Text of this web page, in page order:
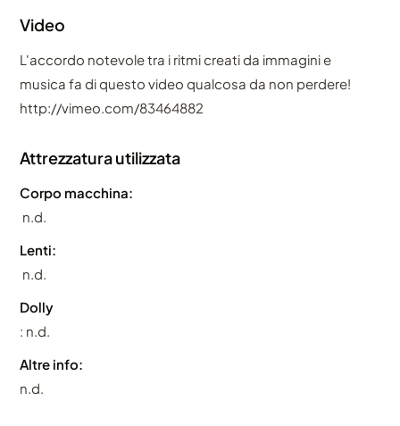
Video
L'accordo notevole tra i ritmi creati da immagini e
musica fa di questo video qualcosa da non perdere!
http://vimeo.com/83464882
Attrezzatura utilizzata
Corpo macchina:
n.d.
Lenti:
n.d.
Dolly
: n.d.
Altre info:
n.d.